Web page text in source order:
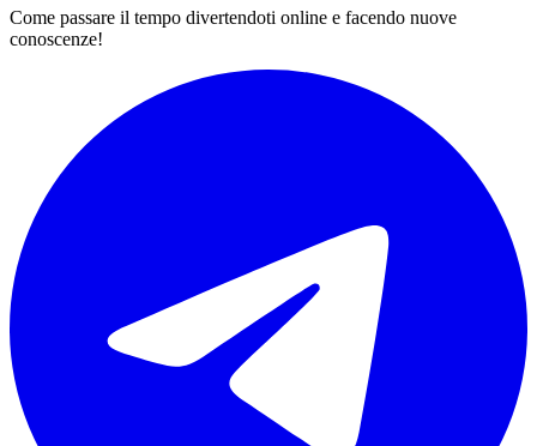
Come passare il tempo divertendoti online e facendo nuove
conoscenze!